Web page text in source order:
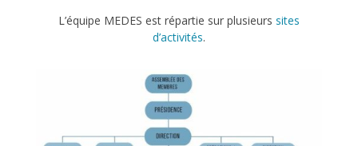
L’équipe MEDES est répartie sur plusieurs sites
d’activités.